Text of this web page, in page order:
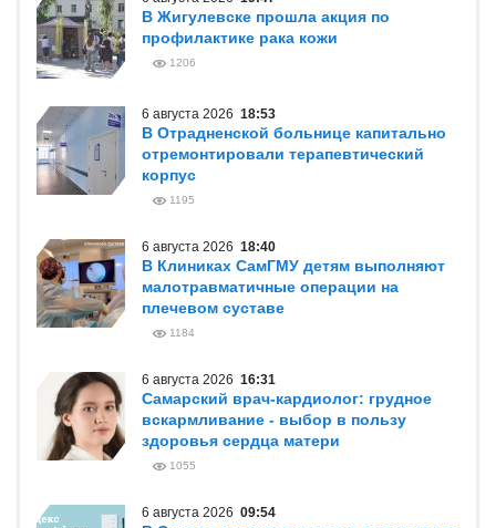
В Жигулевске прошла акция по
профилактике рака кожи
1206
6 августа 2026 18:53
В Отрадненской больнице капитально
отремонтировали терапевтический
корпус
1195
6 августа 2026 18:40
В Клиниках СамГМУ детям выполняют
малотравматичные операции на
плечевом суставе
1184
6 августа 2026 16:31
Самарский врач-кардиолог: грудное
вскармливание - выбор в пользу
здоровья сердца матери
1055
6 августа 2026 09:54